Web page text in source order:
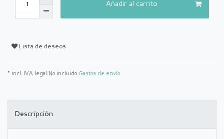
Añadir al carrito
Lista de deseos
* incl. IVA legal No incluido Gastos de envío
Descripción